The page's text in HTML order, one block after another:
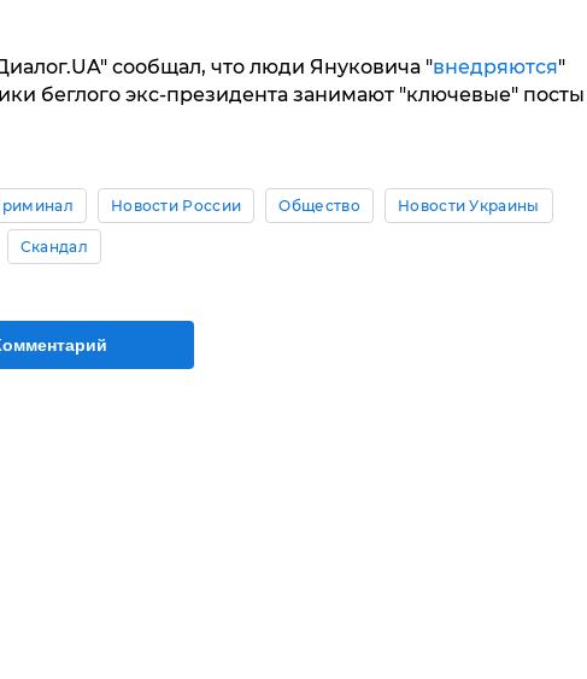
сообщал, что люди Януковича "внедряются"
беглого экс-президента занимают "ключевые" посты
Новости России Общество Новости Украины
Скандал